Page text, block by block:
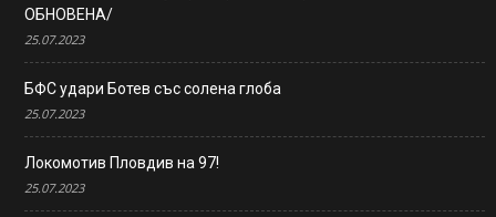
ОБНОВЕНА/
25.07.2023
БФС удари Ботев със солена глоба
25.07.2023
Локомотив Пловдив на 97!
25.07.2023